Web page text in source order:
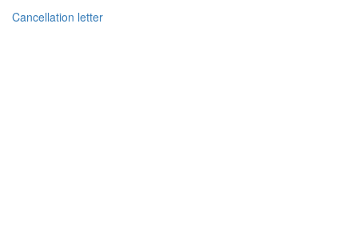
Cancellation letter